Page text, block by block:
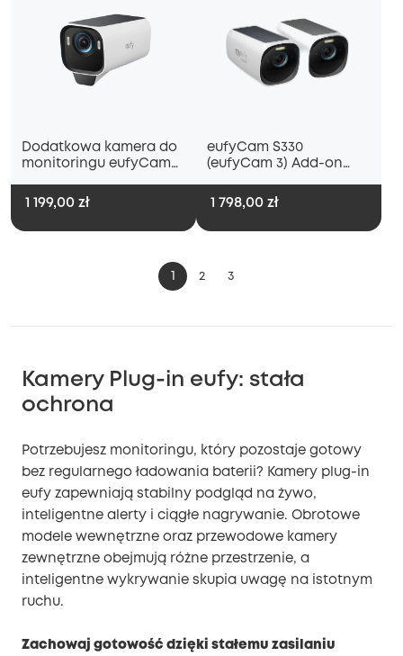
Dodatkowa kamera do
monitoringu eufyCam
1 199,00 zł
eufyCam S330
(eufyCam 3) Add-on
1 798,00 zł
1 2 3
Kamery Plug-in eufy: stała
ochrona
Potrzebujesz monitoringu, który pozostaje gotowy
bez regularnego ładowania baterii? Kamery plug-in
eufy zapewniają stabilny podgląd na żywo,
inteligentne alerty i ciągłe nagrywanie. Obrotowe
modele wewnętrzne oraz przewodowe kamery
zewnętrzne obejmują różne przestrzenie, a
inteligentne wykrywanie skupia uwagę na istotnym
ruchu.
Zachowaj gotowość dzięki stałemu zasilaniu